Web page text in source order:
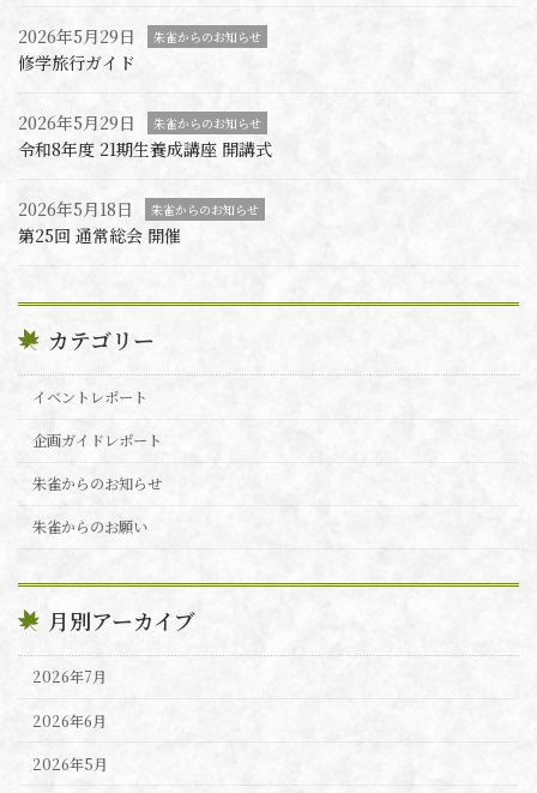
2026年5月29日 朱雀からのお知らせ
修学旅行ガイド
2026年5月29日 朱雀からのお知らせ
令和8年度 21期生養成講座 開講式
2026年5月18日 朱雀からのお知らせ
第25回 通常総会 開催
カテゴリー
イベントレポート
企画ガイドレポート
朱雀からのお知らせ
朱雀からのお願い
月別アーカイブ
2026年7月
2026年6月
2026年5月